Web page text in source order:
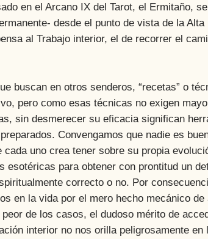
en el Arcano IX del Tarot, el Ermitaño,
desde el punto de vista de la
al Trabajo interior, el de recorrer el
en otros senderos, “recetas” o
pero como esas técnicas no exigen
sin desmerecer su eficacia significan
Convengamos que nadie es
uno crea tener sobre su propia
esotéricas para obtener con prontitud un
correcto o no. Por
en la vida por el mero hecho mecánico de
de los casos, el dudoso mérito de
interior no nos orilla peligrosamente en